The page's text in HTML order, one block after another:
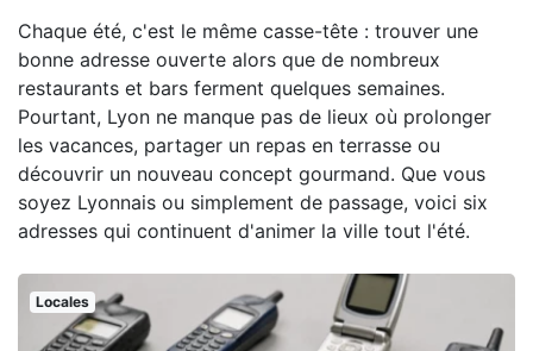
Chaque été, c'est le même casse-tête : trouver une
bonne adresse ouverte alors que de nombreux
restaurants et bars ferment quelques semaines.
Pourtant, Lyon ne manque pas de lieux où prolonger
les vacances, partager un repas en terrasse ou
découvrir un nouveau concept gourmand. Que vous
soyez Lyonnais ou simplement de passage, voici six
adresses qui continuent d'animer la ville tout l'été.
Locales